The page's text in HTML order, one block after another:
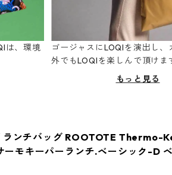
は、環境
ゴージャスにLOQIを演出し、
外でもLOQIを楽しんで頂けま
もっと見る
ランチバッグ ROOTOTE Thermo-
モキーパーランチ.ベーシック-D